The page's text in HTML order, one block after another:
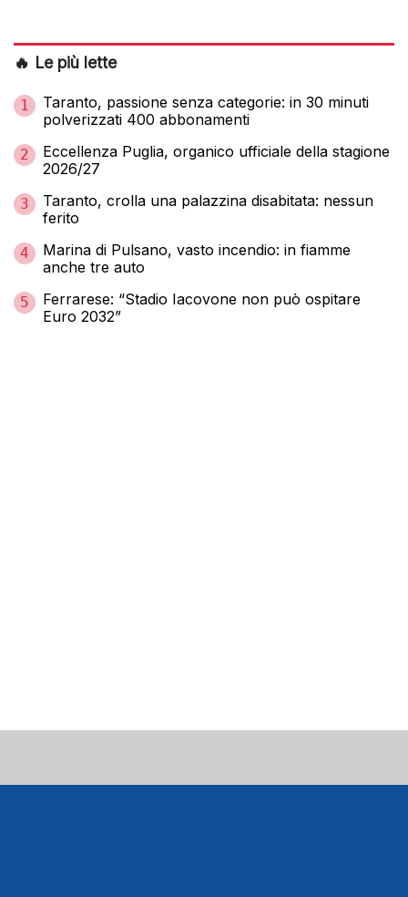
🔥 Le più lette
1
Taranto, passione senza categorie: in 30 minuti
polverizzati 400 abbonamenti
2
Eccellenza Puglia, organico ufficiale della stagione
2026/27
3
Taranto, crolla una palazzina disabitata: nessun
ferito
4
Marina di Pulsano, vasto incendio: in fiamme
anche tre auto
5
Ferrarese: “Stadio Iacovone non può ospitare
Euro 2032”